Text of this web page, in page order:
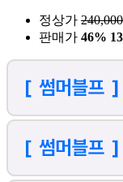
정상가 240,000
판매가 46%